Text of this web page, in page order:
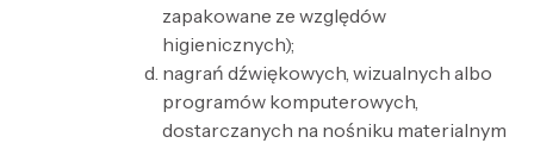
zapakowane ze względów
higienicznych);
nagrań dźwiękowych, wizualnych albo
programów komputerowych,
dostarczanych na nośniku materialnym